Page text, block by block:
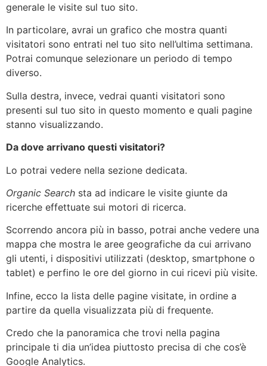
generale le visite sul tuo sito.
In particolare, avrai un grafico che mostra quanti
visitatori sono entrati nel tuo sito nell’ultima settimana.
Potrai comunque selezionare un periodo di tempo
diverso.
Sulla destra, invece, vedrai quanti visitatori sono
presenti sul tuo sito in questo momento e quali pagine
stanno visualizzando.
Da dove arrivano questi visitatori?
Lo potrai vedere nella sezione dedicata.
Organic Search sta ad indicare le visite giunte da
ricerche effettuate sui motori di ricerca.
Scorrendo ancora più in basso, potrai anche vedere una
mappa che mostra le aree geografiche da cui arrivano
gli utenti, i dispositivi utilizzati (desktop, smartphone o
tablet) e perfino le ore del giorno in cui ricevi più visite.
Infine, ecco la lista delle pagine visitate, in ordine a
partire da quella visualizzata più di frequente.
Credo che la panoramica che trovi nella pagina
principale ti dia un’idea piuttosto precisa di che cos’è
Google Analytics.